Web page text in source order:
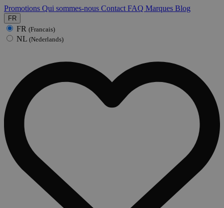
Promotions Qui sommes-nous Contact FAQ Marques Blog
FR
FR (Francais)
NL (Nederlands)